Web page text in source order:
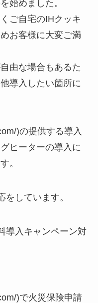
始めました。
ご自宅のIHクッキ
お客様に大変ご満
由な場合もあるた
導入したい箇所に
)の提供する導入
ヒーターの導入に
。
しています。
導入キャンペーン対
)で火災保険申請